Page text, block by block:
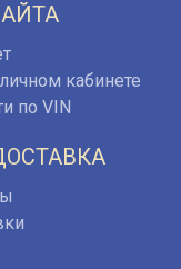
кабинете
по VIN